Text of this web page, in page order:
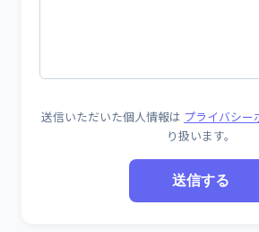
送信いただいた個人情報は プライバシー
り扱います。